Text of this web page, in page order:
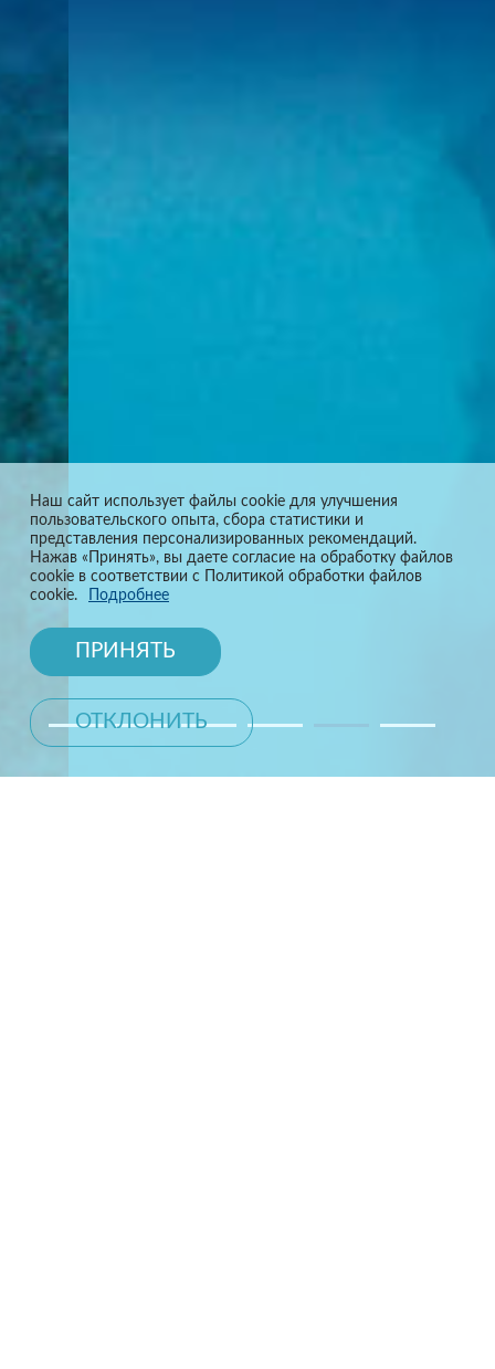
Наш сайт использует файлы cookie для улучшения
пользовательского опыта, сбора статистики и
представления персонализированных рекомендаций.
Нажав «Принять», вы даете согласие на обработку файлов
cookie в соответствии с Политикой обработки файлов
cookie.
Подробнее
ПРИНЯТЬ
ОТКЛОНИТЬ